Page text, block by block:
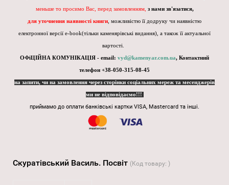
меньше то просимо Вас, перед замовленням, з нами зв'язатися,
для уточнення наявності книги , можливістю її додруку чи наявністю
електронної версії e-book(тільки каменярівські видання), а також її актуальної
вартості.
ОФіЦІЙНА КОМУНІКАЦІЯ - email: vyd@kamenyar.com.ua, Контактний
телефон +38-050-315-08-45
на запити, чи на замовлення через сторінки соціальних мереж та месенджерів
ми не відповідаємо!!!
приймамо до оплати банківські картки VISA, Mastercard та інші.
Скуратівський Василь. Посвіт (Код товару: )